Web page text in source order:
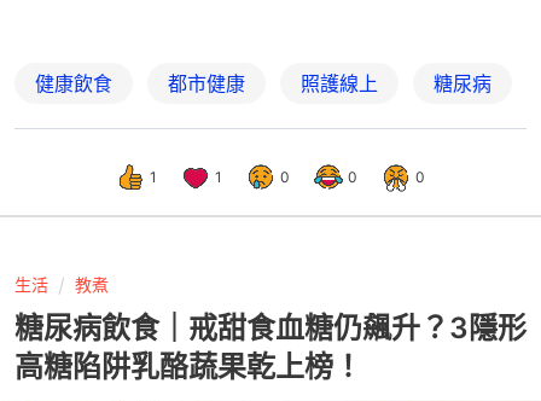
健康飲食 都市健康 照護線上 糖尿病
1 1 0 0 0
生活 教煮
糖尿病飲食｜戒甜食血糖仍飆升？3隱形
高糖陷阱乳酪蔬果乾上榜！